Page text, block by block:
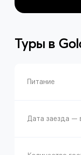
Туры в
Питание
Дата заезда —